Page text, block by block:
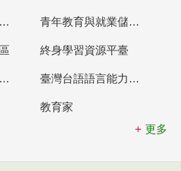
教育部統計處電子書櫃 青年教育與就業儲蓄帳戶
終身學習資源平臺
教育部高中等以下學校及幼兒園教師資格檢定考試 臺灣台語語言能力認證網站
教育家
更多